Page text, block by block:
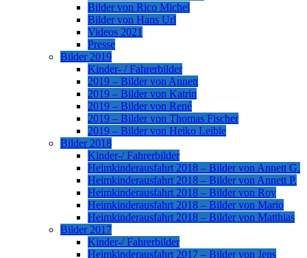
Bilder von Rico Michel
Bilder von Hans Url
Videos 2021
Presse
Bilder 2019
Kinder- / Fahrerbilder
2019 – Bilder von Annett
2019 – Bilder von Katrin
2019 – Bilder von René
2019 – Bilder von Thomas Fischer
2019 – Bilder von Heiko Leible
Bilder 2018
Kinder-/ Fahrerbilder
Heimkinderausfahrt 2018 – Bilder von Annett G.
Heimkinderausfahrt 2018 – Bilder von Annett P.
Heimkinderausfahrt 2018 – Bilder von Roy
Heimkinderausfahrt 2018 – Bilder von Mario
Heimkinderausfahrt 2018 – Bilder von Matthias
Bilder 2017
Kinder-/ Fahrerbilder
Heimkinderausfahrt 2017 – Bilder von Jens